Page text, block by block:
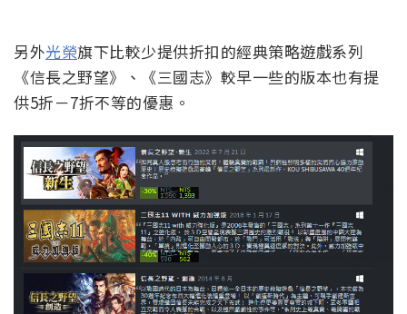
另外光榮旗下比較少提供折扣的經典策略遊戲系列
《信長之野望》、《三國志》較早一些的版本也有提
供5折－7折不等的優惠。